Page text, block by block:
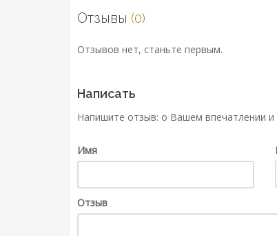
Отзывы (0)
Отзывов нет, станьте первым.
Написать
Напишите отзыв: о Вашем впечатлении
Имя
Отзыв